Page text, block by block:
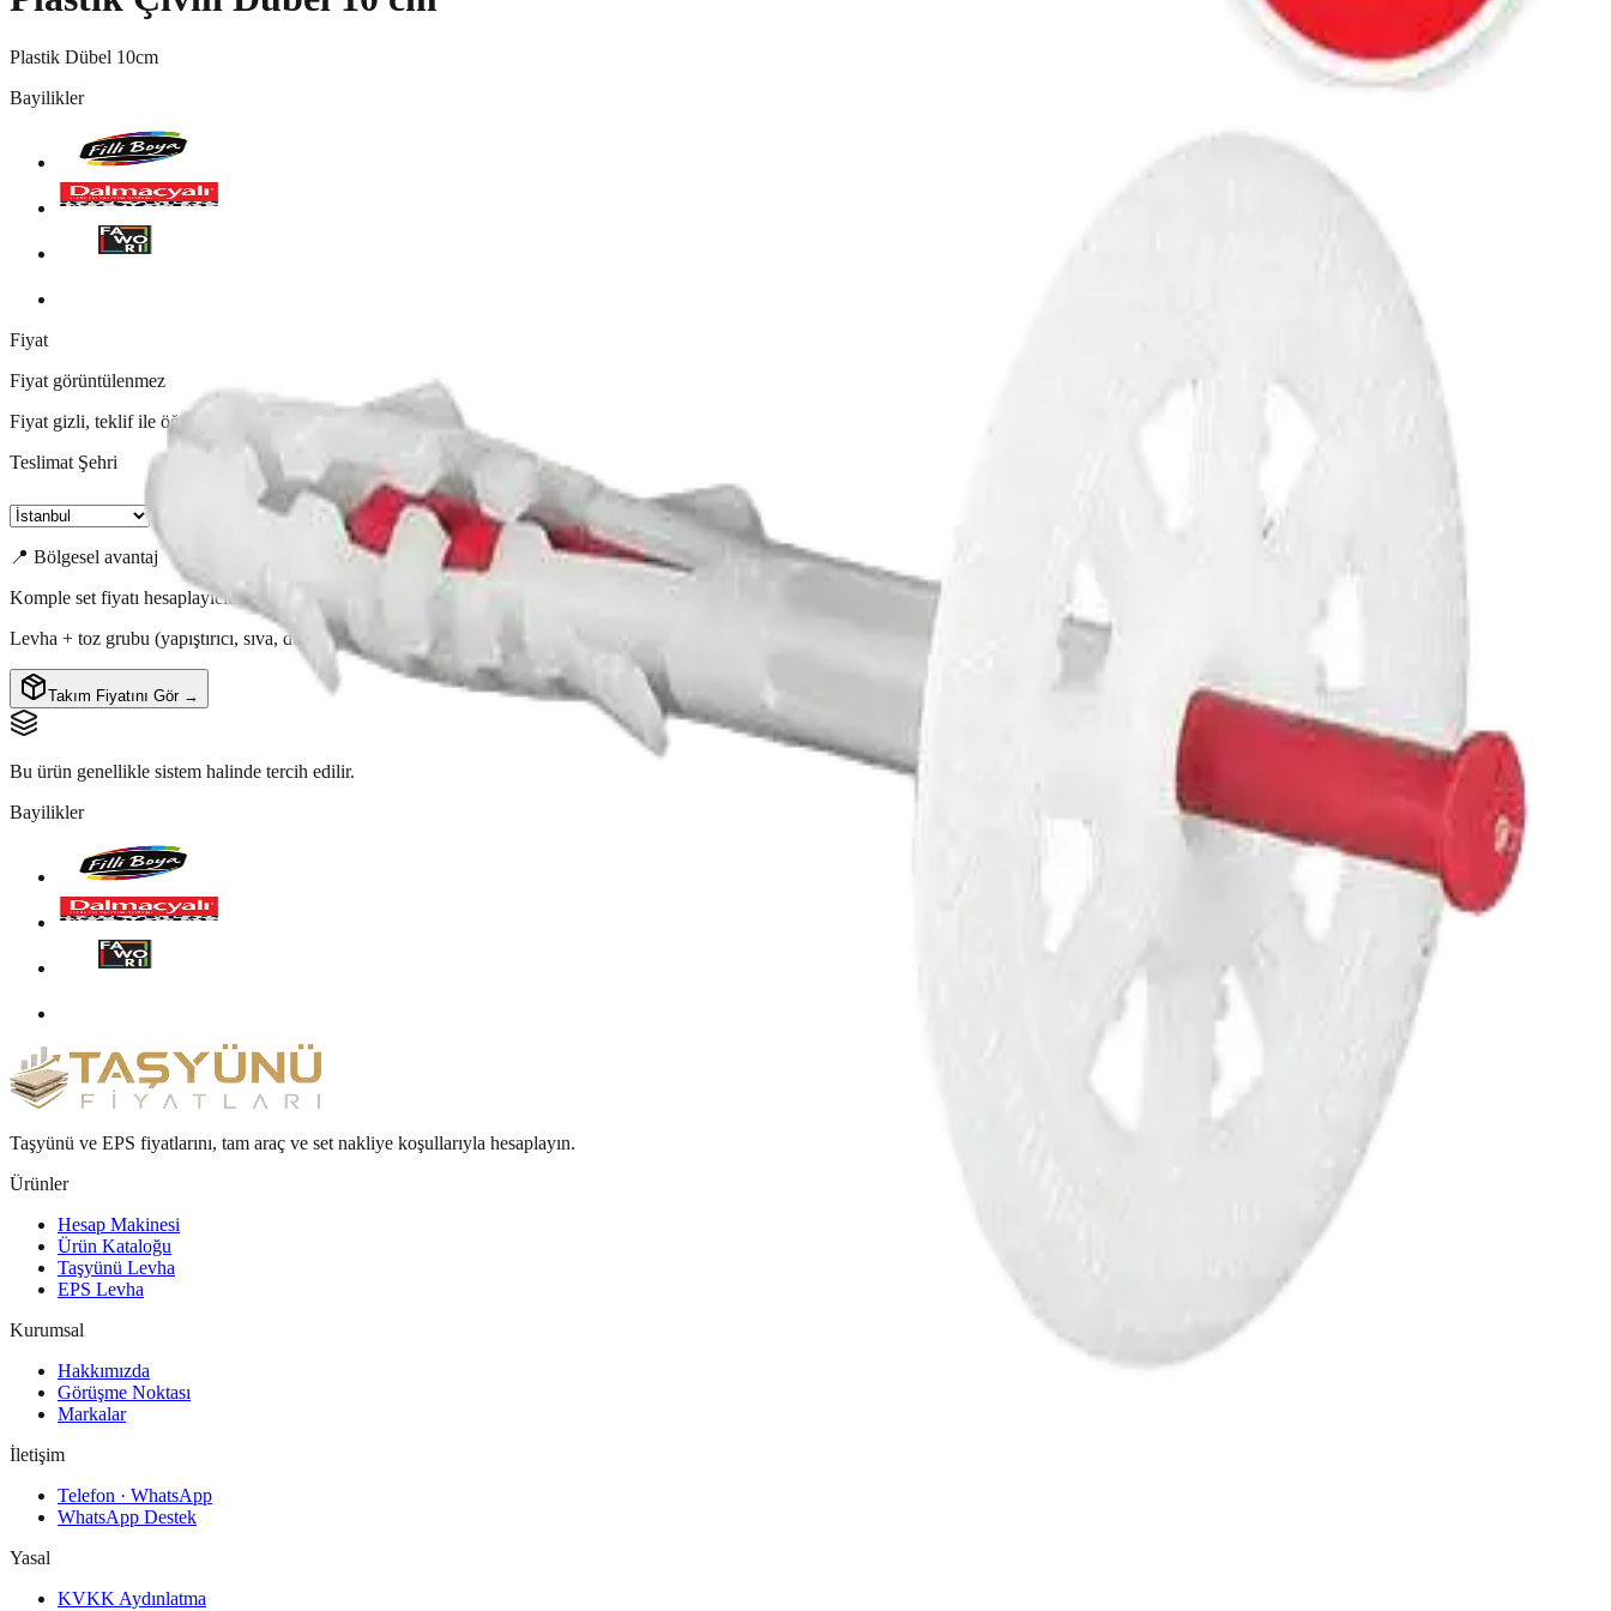
Plastik Dübel 10cm
Bayilikler
Fiyat
Fiyat görüntülenmez
Fiyat gizli, teklif ile öğrenin.
Teslimat Şehri
📍 Bölgesel avantaj
Komple set fiyatı hesaplayıcıda
Levha + toz grubu (yapıştırıcı, sıva, dübel, file…) komple set fiyatını bölgenize göre üç paket seçeneğiyle hesaplayın.
Takım Fiyatını Gör →
Bu ürün genellikle sistem halinde tercih edilir.
Bayilikler
Taşyünü ve EPS fiyatlarını, tam araç ve set nakliye koşullarıyla hesaplayın.
Ürünler
Hesap Makinesi
Ürün Kataloğu
Taşyünü Levha
EPS Levha
Kurumsal
Hakkımızda
Görüşme Noktası
Markalar
İletişim
Telefon · WhatsApp
WhatsApp Destek
Yasal
KVKK Aydınlatma